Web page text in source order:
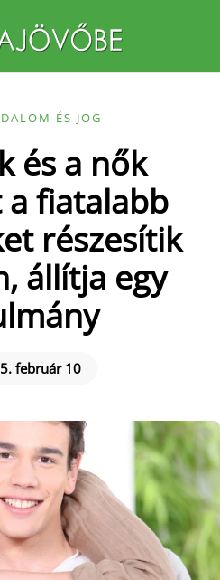
ÉS JOG
és a nők
a fiatalabb
részesítik
állítja egy
február 10